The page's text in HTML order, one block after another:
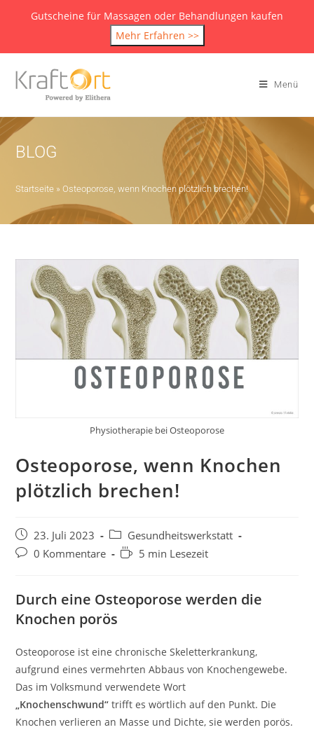
Gutscheine für Massagen oder Behandlungen kaufen
Mehr Erfahren >>
Menü
BLOG
Startseite »Osteoporose, wenn Knochen plötzlich brechen!
Physiotherapie bei Osteoporose
Osteoporose, wenn Knochen
plötzlich brechen!
23. Juli 2023
Gesundheitswerkstatt
0 Kommentare
5 min Lesezeit
Durch eine Osteoporose werden die
Knochen porös
Osteoporose ist eine chronische Skeletterkrankung,
aufgrund eines vermehrten Abbaus von Knochengewebe.
Das im Volksmund verwendete Wort
„Knochenschwund“ trifft es wörtlich auf den Punkt. Die
Knochen verlieren an Masse und Dichte, sie werden porös.